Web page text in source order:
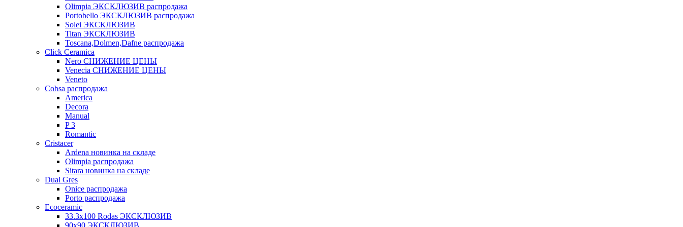
Olimpia ЭКСКЛЮЗИВ распродажа
Portobello ЭКСКЛЮЗИВ распродажа
Solei ЭКСКЛЮЗИВ
Titan ЭКСКЛЮЗИВ
Toscana,Dolmen,Dafne распродажа
Cliсk Ceramica
Nero СНИЖЕНИЕ ЦЕНЫ
Venecia СНИЖЕНИЕ ЦЕНЫ
Veneto
Cobsa распродажа
America
Decora
Manual
P 3
Romantic
Cristacer
Ardena новинка на складе
Olimpia распродажа
Sitara новинка на складе
Dual Gres
Onice распродажа
Porto распродажа
Ecoceramic
33.3х100 Rodas ЭКСКЛЮЗИВ
90x90 ЭКСКЛЮЗИВ